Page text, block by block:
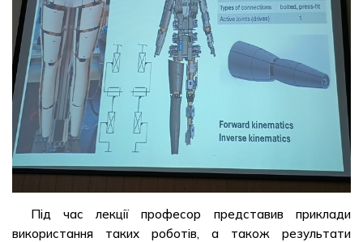
Під час лекції професор представив приклади
використання таких роботів, а також результати